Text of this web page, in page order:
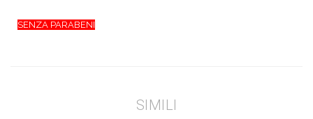
SENZA PARABENI
SIMILI